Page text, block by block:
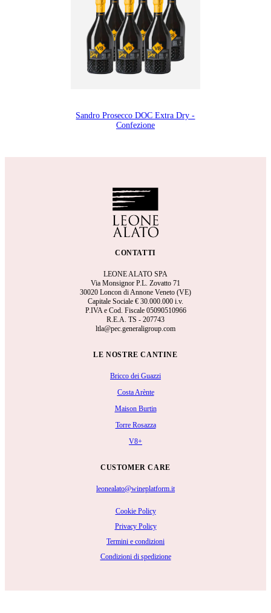
Sandro Prosecco DOC Extra Dry -
Confezione
CONTATTI
LEONE ALATO SPA
Via Monsignor P.L. Zovatto 71
30020 Loncon di Annone Veneto (VE)
Capitale Sociale € 30.000.000 i.v.
P.IVA e Cod. Fiscale 05090510966
R.E.A. TS - 207743
ltla@pec.generaligroup.com
LE NOSTRE CANTINE
Bricco dei Guazzi
Costa Arènte
Maison Burtin
Torre Rosazza
V8+
CUSTOMER CARE
leonealato@wineplatform.it
Cookie Policy
Privacy Policy
Termini e condizioni
Condizioni di spedizione